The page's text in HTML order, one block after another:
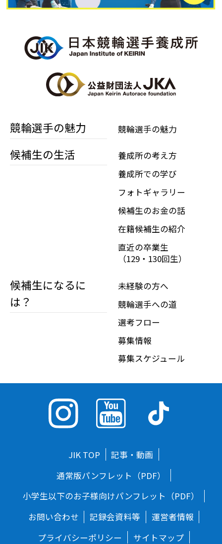
競輪選手の魅力 競輪選手の魅力
候補生の生活
養成所の考え方
養成所での学び
フォトギャラリー
候補生のお金の話
在籍候補生の紹介
直近の卒業生
（129・130回生）
候補生になるに
は？
未経験の方へ
競輪選手への道
選考フロー
募集情報
募集スケジュール
JIK TOP
記事・動画
通常版パンフレット（PDF）
小学生以下のお子様向けパンフレット（PDF）
お問い合わせ
記録会資料等
運営者情報
プライバシーポリシー
サイトマップ